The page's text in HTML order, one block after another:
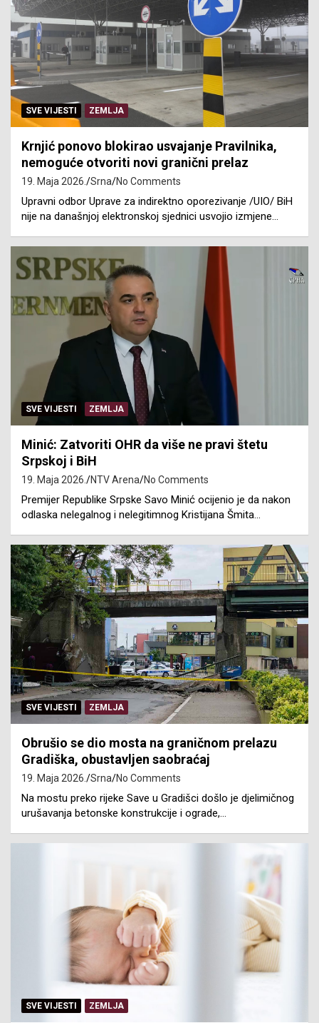
SVE VIJESTI ZEMLJA
Krnjić ponovo blokirao usvajanje Pravilnika,
nemoguće otvoriti novi granični prelaz
19. Maja 2026. Srna No Comments
Upravni odbor Uprave za indirektno oporezivanje /UIO/ BiH
nije na današnjoj elektronskoj sjednici usvojio izmjene…
SVE VIJESTI ZEMLJA
Minić: Zatvoriti OHR da više ne pravi štetu
Srpskoj i BiH
19. Maja 2026. NTV Arena No Comments
Premijer Republike Srpske Savo Minić ocijenio je da nakon
odlaska nelegalnog i nelegitimnog Kristijana Šmita…
SVE VIJESTI ZEMLJA
Obrušio se dio mosta na graničnom prelazu
Gradiška, obustavljen saobraćaj
19. Maja 2026. Srna No Comments
Na mostu preko rijeke Save u Gradišci došlo je djelimičnog
urušavanja betonske konstrukcije i ograde,…
SVE VIJESTI ZEMLJA